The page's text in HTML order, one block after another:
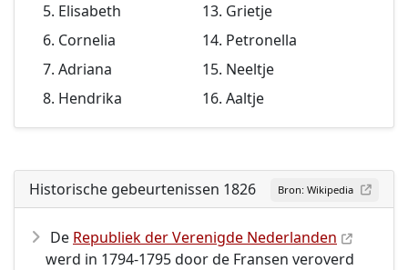
Elisabeth
Cornelia
Adriana
Hendrika
Grietje
Petronella
Neeltje
Aaltje
Bron: Wikipedia
Historische gebeurtenissen 1826
De Republiek der Verenigde Nederlanden
werd in 1794-1795 door de Fransen veroverd